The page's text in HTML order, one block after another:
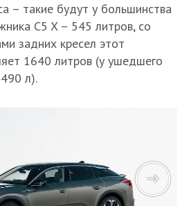
– такие будут у большинства
C5 X – 545 литров, со
задних кресел этот
1640 литров (у ушедшего
л).